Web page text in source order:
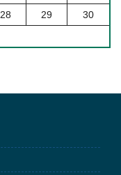
28 29
30